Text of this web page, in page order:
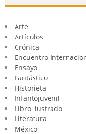
Arte
Artículos
Crónica
Encuentro
Ensayo
Fantástico
Historieta
Infantojuvenil
Libro Ilustrado
Literatura
México